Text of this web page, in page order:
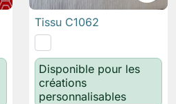
Tissu C1062
Disponible pour les
créations
personnalisables